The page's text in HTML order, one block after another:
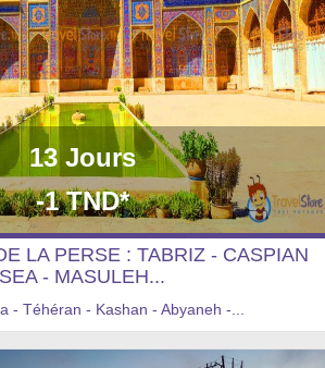
13 Jours
-1 TND*
LA PERSE : TABRIZ - CASPIAN
SEA - MASULEH...
- Téhéran - Kashan - Abyaneh -...